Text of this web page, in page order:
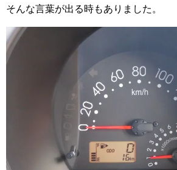
そんな言葉が出る時もありました。